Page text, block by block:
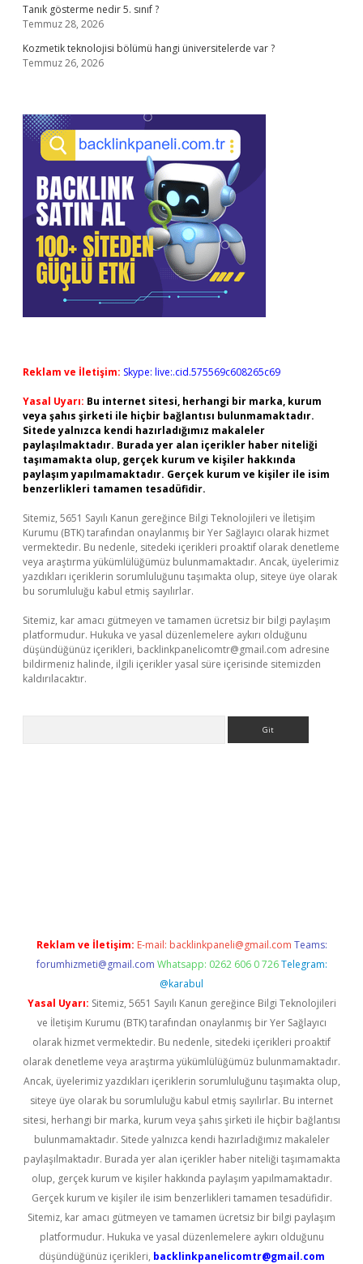
Tanık gösterme nedir 5. sınıf ?
Temmuz 28, 2026
Kozmetik teknolojisi bölümü hangi üniversitelerde var ?
Temmuz 26, 2026
Reklam ve İletişim: Skype: live:.cid.575569c608265c69
Yasal Uyarı: Bu internet sitesi, herhangi bir marka, kurum
veya şahıs şirketi ile hiçbir bağlantısı bulunmamaktadır.
Sitede yalnızca kendi hazırladığımız makaleler
paylaşılmaktadır. Burada yer alan içerikler haber niteliği
taşımamakta olup, gerçek kurum ve kişiler hakkında
paylaşım yapılmamaktadır. Gerçek kurum ve kişiler ile isim
benzerlikleri tamamen tesadüfidir.
Sitemiz, 5651 Sayılı Kanun gereğince Bilgi Teknolojileri ve İletişim
Kurumu (BTK) tarafından onaylanmış bir Yer Sağlayıcı olarak hizmet
vermektedir. Bu nedenle, sitedeki içerikleri proaktif olarak denetleme
veya araştırma yükümlülüğümüz bulunmamaktadır. Ancak, üyelerimiz
yazdıkları içeriklerin sorumluluğunu taşımakta olup, siteye üye olarak
bu sorumluluğu kabul etmiş sayılırlar.
Sitemiz, kar amacı gütmeyen ve tamamen ücretsiz bir bilgi paylaşım
platformudur. Hukuka ve yasal düzenlemelere aykırı olduğunu
düşündüğünüz içerikleri, backlinkpanelicomtr@gmail.com adresine
bildirmeniz halinde, ilgili içerikler yasal süre içerisinde sitemizden
kaldırılacaktır.
Reklam ve İletişim: E-mail: backlinkpaneli@gmail.com Teams:
forumhizmeti@gmail.com Whatsapp: 0262 606 0 726 Telegram:
@karabul
Yasal Uyarı: Sitemiz, 5651 Sayılı Kanun gereğince Bilgi Teknolojileri
ve İletişim Kurumu (BTK) tarafından onaylanmış bir Yer Sağlayıcı
olarak hizmet vermektedir. Bu nedenle, sitedeki içerikleri proaktif
olarak denetleme veya araştırma yükümlülüğümüz bulunmamaktadır.
Ancak, üyelerimiz yazdıkları içeriklerin sorumluluğunu taşımakta olup,
siteye üye olarak bu sorumluluğu kabul etmiş sayılırlar. Bu internet
sitesi, herhangi bir marka, kurum veya şahıs şirketi ile hiçbir bağlantısı
bulunmamaktadır. Sitede yalnızca kendi hazırladığımız makaleler
paylaşılmaktadır. Burada yer alan içerikler haber niteliği taşımamakta
olup, gerçek kurum ve kişiler hakkında paylaşım yapılmamaktadır.
Gerçek kurum ve kişiler ile isim benzerlikleri tamamen tesadüfidir.
Sitemiz, kar amacı gütmeyen ve tamamen ücretsiz bir bilgi paylaşım
platformudur. Hukuka ve yasal düzenlemelere aykırı olduğunu
düşündüğünüz içerikleri, backlinkpanelicomtr@gmail.com